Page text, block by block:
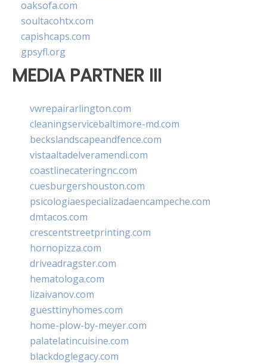
oaksofa.com
soultacohtx.com
capishcaps.com
gpsyfl.org
MEDIA PARTNER III
vwrepairarlington.com
cleaningservicebaltimore-md.com
beckslandscapeandfence.com
vistaaltadelveramendi.com
coastlinecateringnc.com
cuesburgershouston.com
psicologiaespecializadaencampeche.com
dmtacos.com
crescentstreetprinting.com
hornopizza.com
driveadragster.com
hematologa.com
lizaivanov.com
guesttinyhomes.com
home-plow-by-meyer.com
palatelatincuisine.com
blackdoglegacy.com